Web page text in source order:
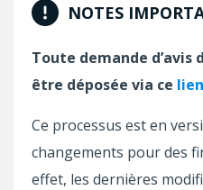
NOTES
Toute demande
être déposée via ce lien
Ce processus est en
changements pour des
effet, les dernières